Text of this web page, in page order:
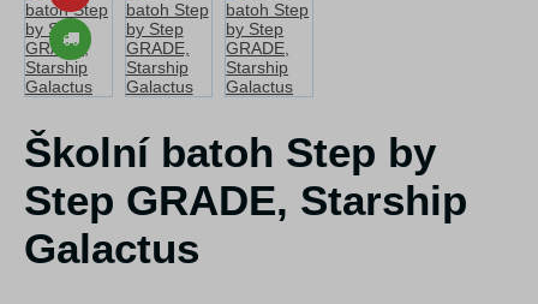
Školní batoh Step by
Step GRADE, Starship
Galactus